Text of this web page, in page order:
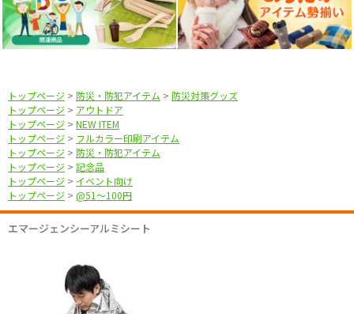
トップページ > 防災・防犯アイテム > 防災対策グッズ
トップページ > アウトドア
トップページ > NEW ITEM
トップページ > フルカラー印刷アイテム
トップページ > 防災・防犯アイテム
トップページ > 記念品
トップページ > イベント向け
トップページ > @51〜100円
エマージェンシーアルミシート